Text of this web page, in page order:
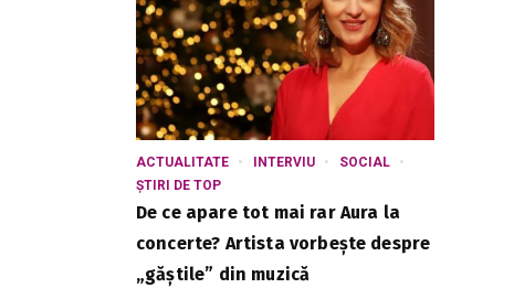
ACTUALITATE INTERVIU
SOCIAL
ȘTIRI DE TOP
De ce apare tot mai rar Aura la
concerte? Artista vorbește despre
„găștile” din muzică